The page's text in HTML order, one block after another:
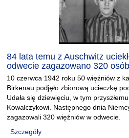
84 lata temu z Auschwitz
odwecie zagazowano 320 osób
10 czerwca 1942 roku 50 więźniów z
Birkenau podjęło zbiorową ucieczkę
Udała się dziewięciu, w tym
Kowalczykowi. Następnego dnia
zagazowali 320 więźniów w odwecie.
Szczegóły